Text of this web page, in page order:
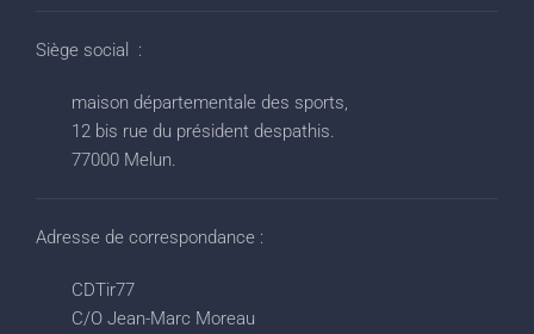
Siège social :
maison départementale des sports,
12 bis rue du président despathis.
77000 Melun.
Adresse de correspondance :
CDTir77
C/O Jean-Marc Moreau